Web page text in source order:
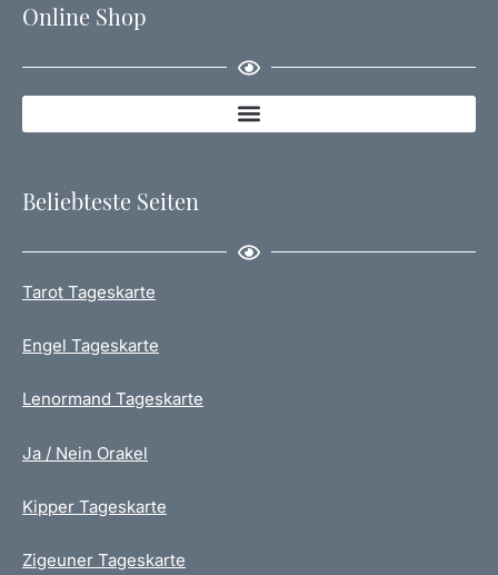
Online Shop
Beliebteste Seiten
Tarot Tageskarte
Engel Tageskarte
Lenormand Tageskarte
Ja / Nein Orakel
Kipper Tageskarte
Zigeuner Tageskarte